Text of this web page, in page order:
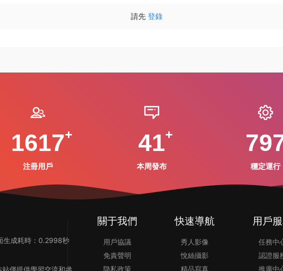
請先 登錄
1617
注冊用戶
41
本周發布 穩定運行
生成耗時：0.2998秒
僅提供學習交流和參
關于我們
用戶協議
免責聲明
隐私政策
快速導航
秀人影像
悅絲攝影
精品寫真
用戶
任務中
認證服
推廣中